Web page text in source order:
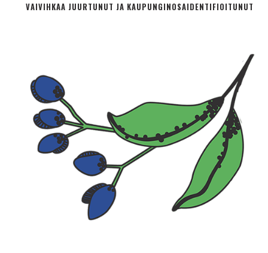
VAIVIHKAA JUURTUNUT JA KAUPUNGINOSA­IDENTIFIOITUNUT